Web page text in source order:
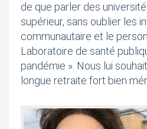
de que parler des
supérieur, sans oublier les
communautaire et le
Laboratoire de santé
pandémie ». Nous lui
longue retraite fort bien